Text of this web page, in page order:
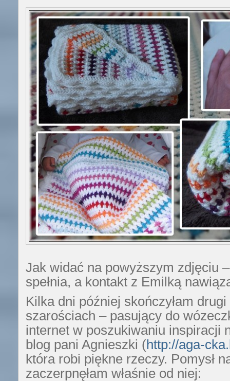
Jak widać na powyższym zdjęciu
spełnia, a kontakt z Emilką
Kilka dni później skończyłam
szarościach – pasujący do
internet w poszukiwaniu inspiracji
blog pani Agnieszki (http://aga-
która robi piękne rzeczy. Pomysł
zaczerpnęłam właśnie od niej: